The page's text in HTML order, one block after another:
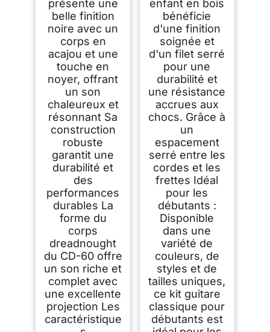
présente une
belle finition
noire avec un
corps en
acajou et une
touche en
noyer, offrant
un son
chaleureux et
résonnant Sa
construction
robuste
garantit une
durabilité et
des
performances
durables La
forme du
corps
dreadnought
du CD-60 offre
un son riche et
complet avec
une excellente
projection Les
caractéristique
enfant en bois
bénéficie
d'une finition
soignée et
d'un filet serré
pour une
durabilité et
une résistance
accrues aux
chocs. Grâce à
un
espacement
serré entre les
cordes et les
frettes Idéal
pour les
débutants :
Disponible
dans une
variété de
couleurs, de
styles et de
tailles uniques,
ce kit guitare
classique pour
débutants est